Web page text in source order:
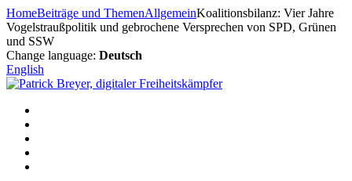
Zum
Inhalt
springen
HomeBeiträge und ThemenAllgemeinKoalitionsbilanz: Vier Jahre
Vogelstraußpolitik und gebrochene Versprechen von SPD, Grünen
und SSW
Change language: Deutsch
English